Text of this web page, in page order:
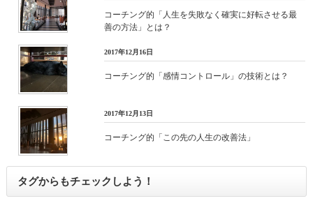
コーチング的「人生を失敗なく確実に好転させる最
善の方法」とは？
2017年12月16日
コーチング的「感情コントロール」の技術とは？
2017年12月13日
コーチング的「この先の人生の改善法」
タグからもチェックしよう！